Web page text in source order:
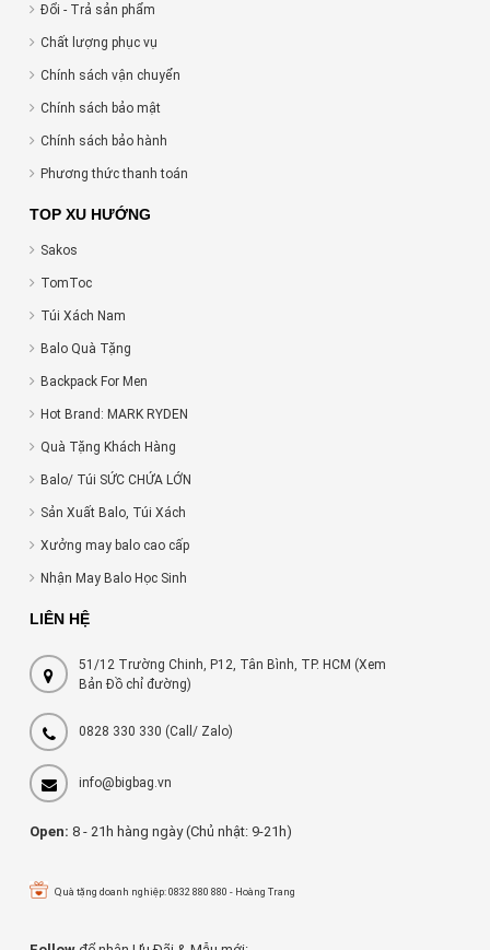
Đổi - Trả sản phẩm
Chất lượng phục vụ
Chính sách vận chuyển
Chính sách bảo mật
Chính sách bảo hành
Phương thức thanh toán
TOP XU HƯỚNG
Sakos
TomToc
Túi Xách Nam
Balo Quà Tặng
Backpack For Men
Hot Brand: MARK RYDEN
Quà Tặng Khách Hàng
Balo/ Túi SỨC CHỨA LỚN
Sản Xuất Balo, Túi Xách
Xưởng may balo cao cấp
Nhận May Balo Học Sinh
LIÊN HỆ
51/12 Trường Chinh, P12, Tân Bình, TP. HCM (Xem
Bản Đồ chỉ đường)
0828 330 330 (Call/ Zalo)
info@bigbag.vn
Open: 8 - 21h hàng ngày (Chủ nhật: 9-21h)
Quà tặng doanh nghiệp: 0832 880 880 - Hoàng Trang